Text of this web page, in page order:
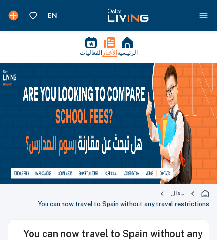
الرئيسية الأخبار الفعاليات
مقال
You can now travel to Spain without any travel restrictions
You can now travel to Spain without any